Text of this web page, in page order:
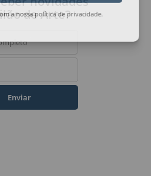
a nossapolítica de privacidade
de Arte?
Enviar